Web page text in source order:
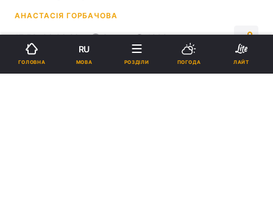
АНАСТАСІЯ ГОРБАЧОВА
17:59, 06.06.26 3 хв. 1902
Підпишіться на нас в Google
ГОЛОВНА
RU
МОВА РОЗДІЛИ ПОГОДА ЛАЙТ